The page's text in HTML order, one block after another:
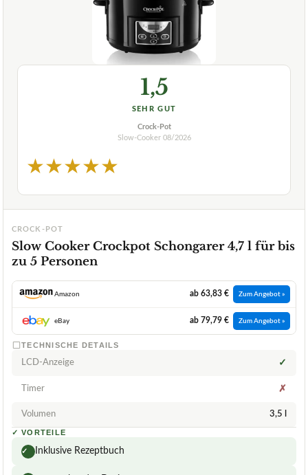
1,5
SEHR GUT
Crock-Pot
Slow-Cooker 08/2026
★★★★★
CROCK-POT
Slow Cooker Crockpot Schongarer 4,7 l für bis
zu 5 Personen
Amazon ab 63,83 € Zum Angebot »
eBay ab 79,79 € Zum Angebot »
TECHNISCHE DETAILS
LCD-Anzeige ✓
Timer ✗
Volumen 3,5 l
✓ VORTEILE
✓ Inklusive Rezeptbuch